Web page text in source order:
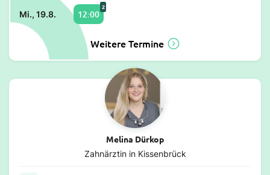
Mi., 19.8. 12:00
2
Weitere Termine
Melina Dürkop
Zahnärztin in Kissenbrück